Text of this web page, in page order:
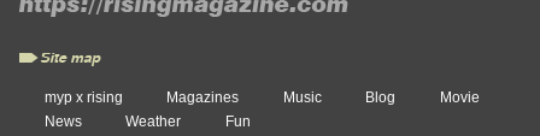
myp x rising Magazines Music Blog
Movie
News
Weather Fun